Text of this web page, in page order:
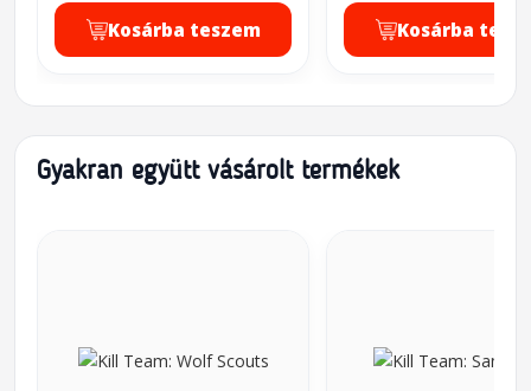
Kosárba teszem Kosárba
Gyakran együtt vásárolt termékek